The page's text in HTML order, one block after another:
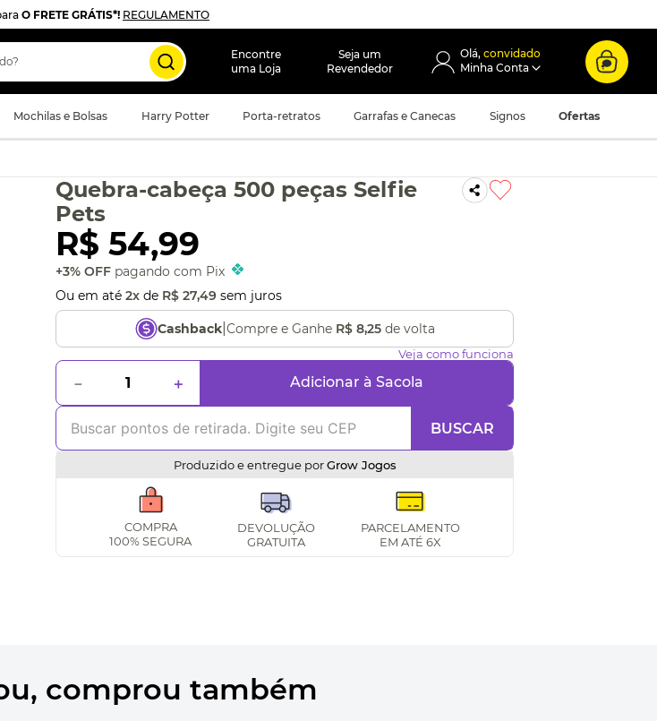
O FRETE GRÁTIS*! REGULAMENTO
Encontre
uma Loja
Seja um
Revendedor
convidado
Mochilas e Bolsas Harry Potter Porta-retratos Garrafas e Canecas Signos Ofertas
Quebra-cabeça 500 peças Selfie
Pets
R$ 54,99
+3% OFF pagando com Pix
Ou em até 2x de R$ 27,49 sem juros
Cashback| Compre e Ganhe R$ 8,25de volta
Veja como funciona
＋
－ Adicionar à Sacola
BUSCAR
Produzido e entregue por Grow Jogos
COMPRA
100% SEGURA
DEVOLUÇÃO
GRATUITA
PARCELAMENTO
EM ATÉ 6X
comprou também